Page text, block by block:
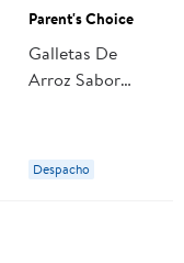
Parent's Choice
Galletas De
Arroz Sabor
Despacho